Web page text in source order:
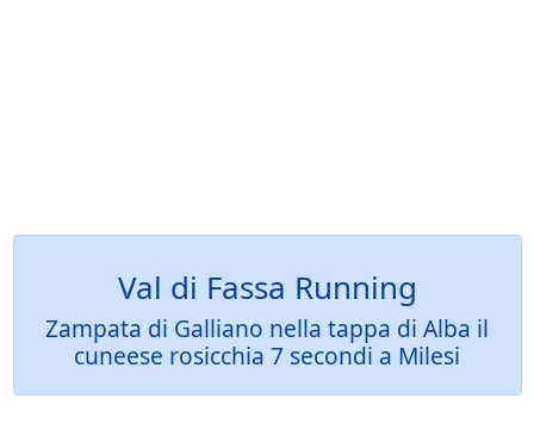
Val di Fassa Running
Zampata di Galliano nella tappa di Alba il
cuneese rosicchia 7 secondi a Milesi